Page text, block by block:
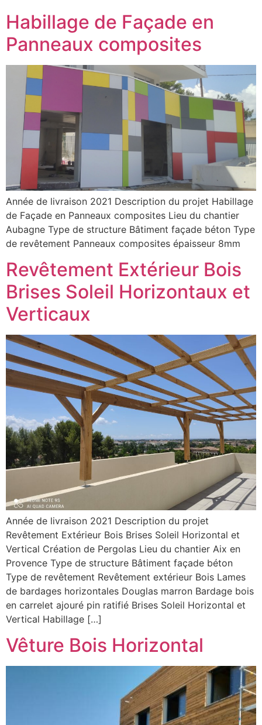
Habillage de Façade en
Panneaux composites
Année de livraison 2021 Description du projet Habillage
de Façade en Panneaux composites Lieu du chantier
Aubagne Type de structure Bâtiment façade béton Type
de revêtement Panneaux composites épaisseur 8mm
Revêtement Extérieur Bois
Brises Soleil Horizontaux et
Verticaux
Année de livraison 2021 Description du projet
Revêtement Extérieur Bois Brises Soleil Horizontal et
Vertical Création de Pergolas Lieu du chantier Aix en
Provence Type de structure Bâtiment façade béton
Type de revêtement Revêtement extérieur Bois Lames
de bardages horizontales Douglas marron Bardage bois
en carrelet ajouré pin ratifié Brises Soleil Horizontal et
Vertical Habillage […]
Vêture Bois Horizontal